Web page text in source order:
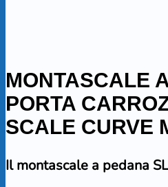
MONTASCALE
PORTA
SCALE CURVE
Il montascale a pedana